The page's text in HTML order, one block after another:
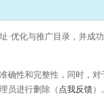
·优化与推广目录，并
性和完整性，同时，
员进行删除（ 点我反馈）